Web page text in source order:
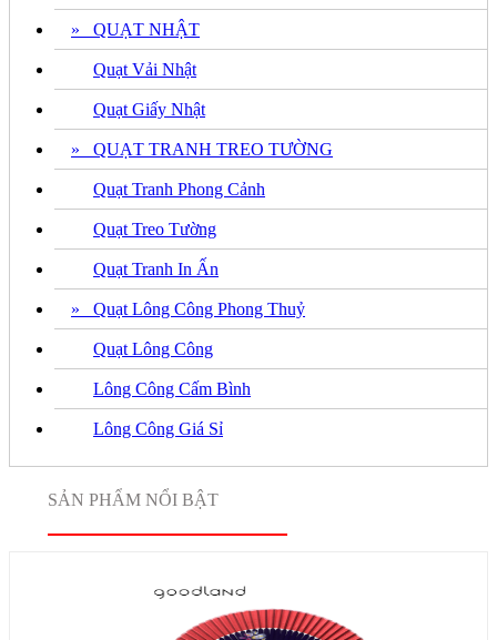
» QUẠT NHẬT
Quạt Vải Nhật
Quạt Giấy Nhật
» QUẠT TRANH TREO TƯỜNG
Quạt Tranh Phong Cảnh
Quạt Treo Tường
Quạt Tranh In Ấn
» Quạt Lông Công Phong Thuỷ
Quạt Lông Công
Lông Công Cấm Bình
Lông Công Giá Sỉ
SẢN PHẨM NỔI BẬT